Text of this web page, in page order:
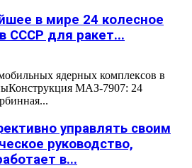
в мире 24 колесное
СССР для ракет...
ядерных комплексов в
МАЗ-7907: 24
управлять своим
руководство,
в...